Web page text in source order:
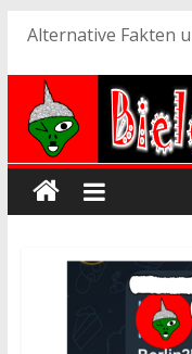
Zum
springen
Alternative Fakten